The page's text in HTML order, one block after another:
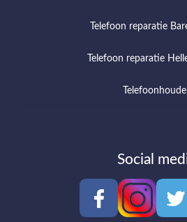
Telefoon reparatie
Telefoon reparatie
Social